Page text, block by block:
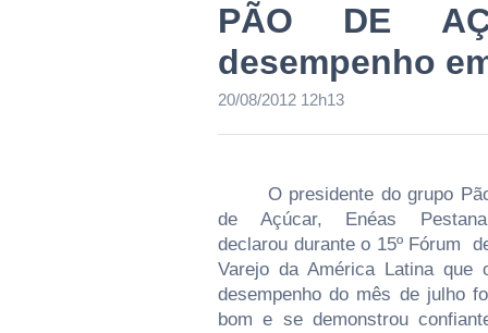
PÃO DE
desempenho
20/08/2012 12h13
O presidente do grupo
de Açúcar, Enéas
declarou durante o 15º Fórum
Varejo da América Latina que
desempenho do mês de julho
bom e se demonstrou